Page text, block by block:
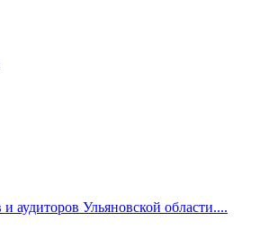
Ульяновской области....